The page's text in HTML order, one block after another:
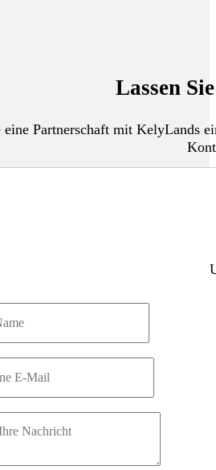
Lassen
eine Partnerschaft mit KelyLands